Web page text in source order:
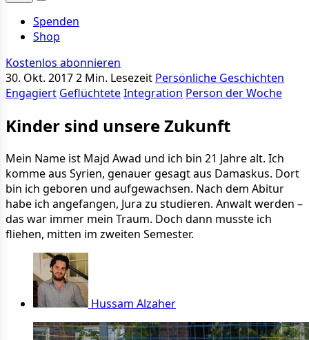
Spenden
Shop
Kostenlos abonnieren
30. Okt. 20172 Min. Lesezeit Persönliche Geschichten
Engagiert GeflüchteteIntegration Person der Woche
Kinder sind unsere Zukunft
Mein Name ist Majd Awad und ich bin 21 Jahre alt. Ich
komme aus Syrien, genauer gesagt aus Damaskus. Dort
bin ich geboren und aufgewachsen. Nach dem Abitur
habe ich angefangen, Jura zu studieren. Anwalt werden –
das war immer mein Traum. Doch dann musste ich
fliehen, mitten im zweiten Semester.
Hussam Alzaher